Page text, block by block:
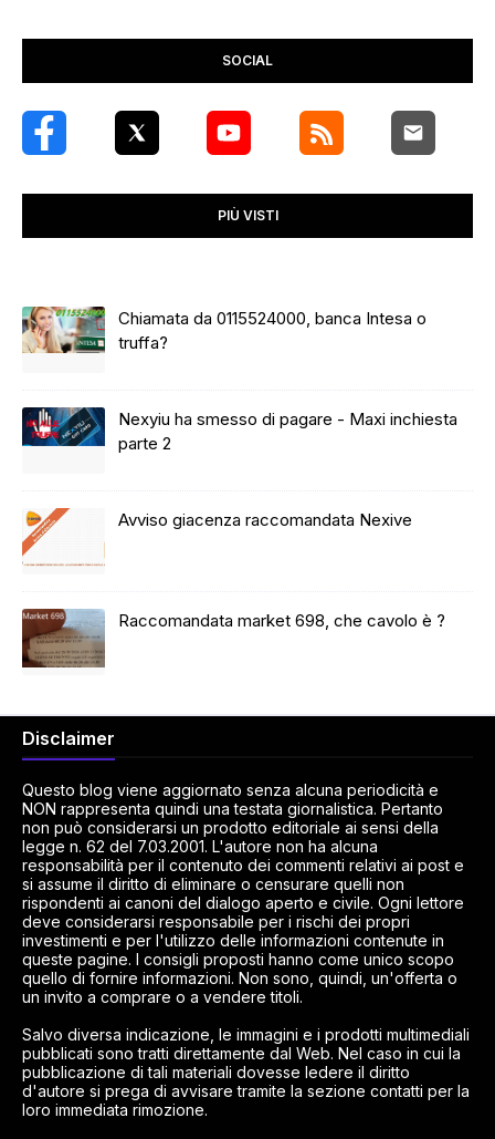
SOCIAL
PIÙ VISTI
Chiamata da 0115524000, banca Intesa o
truffa?
Nexyiu ha smesso di pagare - Maxi inchiesta
parte 2
Avviso giacenza raccomandata Nexive
Raccomandata market 698, che cavolo è ?
Disclaimer
Questo blog viene aggiornato senza alcuna periodicità e
NON rappresenta quindi una testata giornalistica. Pertanto
non può considerarsi un prodotto editoriale ai sensi della
legge n. 62 del 7.03.2001. L'autore non ha alcuna
responsabilità per il contenuto dei commenti relativi ai post e
si assume il diritto di eliminare o censurare quelli non
rispondenti ai canoni del dialogo aperto e civile. Ogni lettore
deve considerarsi responsabile per i rischi dei propri
investimenti e per l'utilizzo delle informazioni contenute in
queste pagine. I consigli proposti hanno come unico scopo
quello di fornire informazioni. Non sono, quindi, un'offerta o
un invito a comprare o a vendere titoli.
Salvo diversa indicazione, le immagini e i prodotti multimediali
pubblicati sono tratti direttamente dal Web. Nel caso in cui la
pubblicazione di tali materiali dovesse ledere il diritto
d'autore si prega di avvisare tramite la sezione contatti per la
loro immediata rimozione.